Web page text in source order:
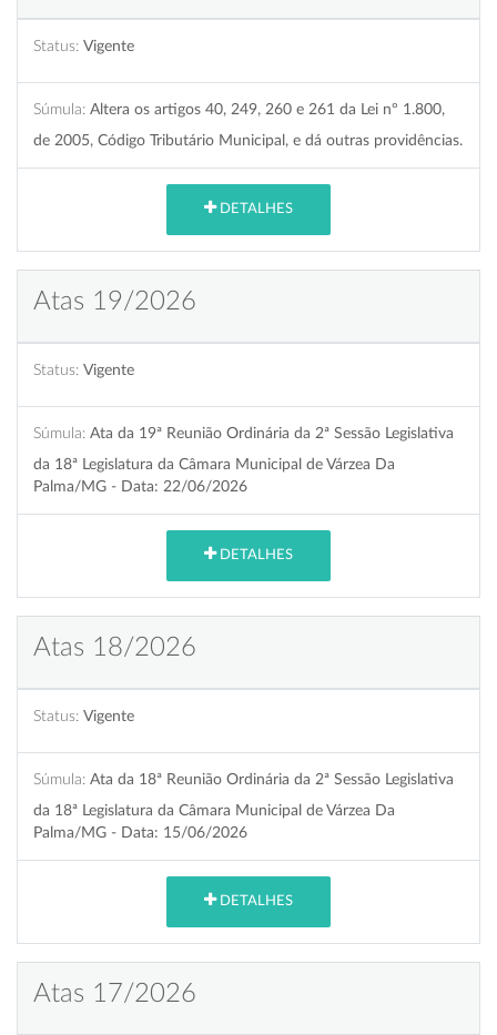
Status: Vigente
Súmula: Altera os artigos 40, 249, 260 e 261 da Lei nº 1.800,
de 2005, Código Tributário Municipal, e dá outras providências.
DETALHES
Atas 19/2026
Status: Vigente
Súmula: Ata da 19ª Reunião Ordinária da 2ª Sessão Legislativa
da 18ª Legislatura da Câmara Municipal de Várzea Da
Palma/MG - Data: 22/06/2026
DETALHES
Atas 18/2026
Status: Vigente
Súmula: Ata da 18ª Reunião Ordinária da 2ª Sessão Legislativa
da 18ª Legislatura da Câmara Municipal de Várzea Da
Palma/MG - Data: 15/06/2026
DETALHES
Atas 17/2026